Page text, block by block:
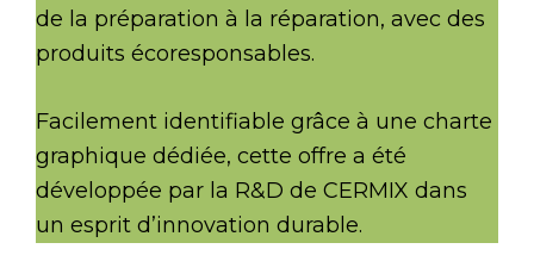
de la préparation à la réparation, avec des
produits écoresponsables.
Facilement identifiable grâce à une charte
graphique dédiée, cette offre a été
développée par la R&D de CERMIX dans
un esprit d’innovation durable.